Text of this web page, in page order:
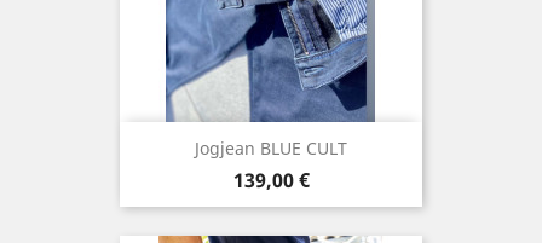
Jogjean BLUE CULT
Prix
139,00 €